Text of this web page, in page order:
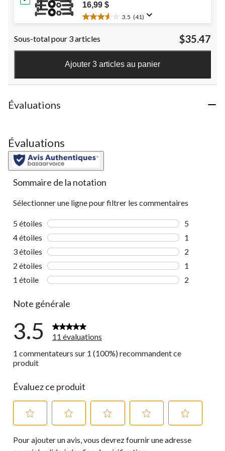
16,99 $
3.5 (41)
3.5
sur
5.
41
évaluations
Sous-total pour 3 articles $35.47
Ajouter 3 articles au panier
Évaluations
Évaluations
Sommaire de la notation
Sélectionner une ligne pour filtrer les commentaires
5 étoiles étoiles
5
5
4 étoiles étoiles
1
1
3 étoiles étoiles
2
2
2 étoiles étoiles
1
1
1 étoile étoiles
2
Note générale
3.5
11 évaluations
1 commentateurs sur 1 (100%) recommandent ce
produit
Évaluez ce produit
pour
pour
pour
pour
pour
Pour ajouter un avis, vous devrez fournir une adresse